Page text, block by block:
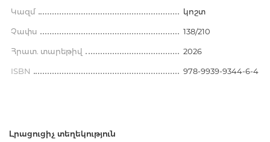
Կազմ կոշտ
Չափս 138/210
Հրատ. տարեթիվ 2026
ISBN 978-9939-9344-6-4
Լրացուցիչ տեղեկություն